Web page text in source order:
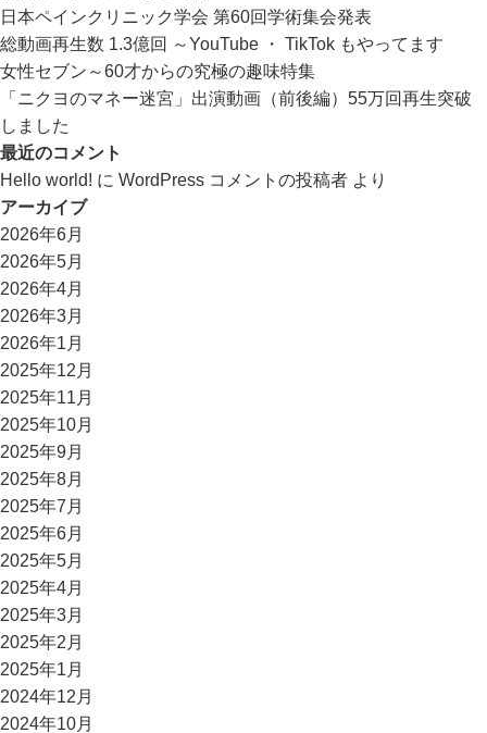
日本ペインクリニック学会 第60回学術集会発表
総動画再生数 1.3億回 ～YouTube ・ TikTok もやってます
女性セブン～60才からの究極の趣味特集
「ニクヨのマネー迷宮」出演動画（前後編）55万回再生突破
しました
最近のコメント
Hello world! に WordPress コメントの投稿者 より
アーカイブ
2026年6月
2026年5月
2026年4月
2026年3月
2026年1月
2025年12月
2025年11月
2025年10月
2025年9月
2025年8月
2025年7月
2025年6月
2025年5月
2025年4月
2025年3月
2025年2月
2025年1月
2024年12月
2024年10月